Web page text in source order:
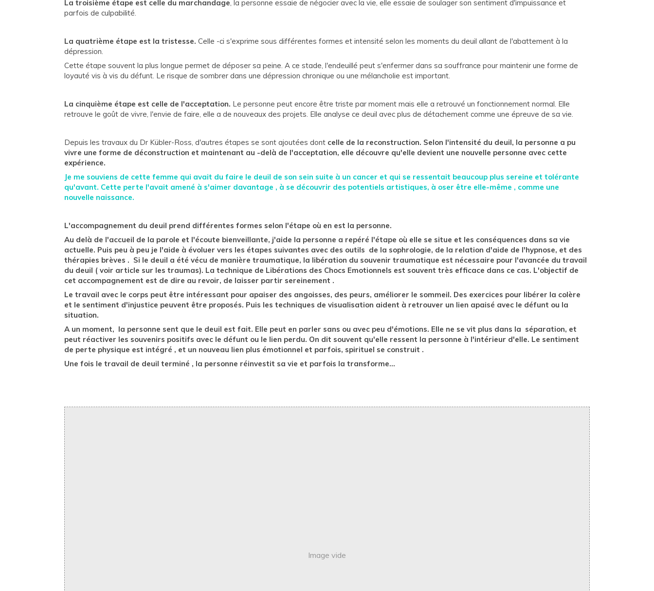
La troisième étape est celle du marchandage, la personne essaie de négocier avec la vie, elle essaie de soulager son sentiment d'impuissance et
parfois de culpabilité.
La quatrième étape est la tristesse. Celle -ci s'exprime sous différentes formes et intensité selon les moments du deuil allant de l'abattement à la
dépression.
Cette étape souvent la plus longue permet de déposer sa peine. A ce stade, l'endeuillé peut s'enfermer dans sa souffrance pour maintenir une forme de
loyauté vis à vis du défunt. Le risque de sombrer dans une dépression chronique ou une mélancholie est important.
La cinquième étape est celle de l'acceptation. Le personne peut encore être triste par moment mais elle a retrouvé un fonctionnement normal. Elle
retrouve le goût de vivre, l'envie de faire, elle a de nouveaux des projets. Elle analyse ce deuil avec plus de détachement comme une épreuve de sa vie.
Depuis les travaux du Dr Kübler-Ross, d'autres étapes se sont ajoutées dont celle de la reconstruction. Selon l'intensité du deuil, la personne a pu
vivre une forme de déconstruction et maintenant au -delà de l'acceptation, elle découvre qu'elle devient une nouvelle personne avec cette
expérience.
Je me souviens de cette femme qui avait du faire le deuil de son sein suite à un cancer et qui se ressentait beaucoup plus sereine et tolérante
qu'avant. Cette perte l'avait amené à s'aimer davantage , à se découvrir des potentiels artistiques, à oser être elle-même , comme une
nouvelle naissance.
L'accompagnement du deuil prend différentes formes selon l'étape où en est la personne.
Au delà de l'accueil de la parole et l'écoute bienveillante, j'aide la personne a repéré l'étape où elle se situe et les conséquences dans sa vie
actuelle. Puis peu à peu je l'aide à évoluer vers les étapes suivantes avec des outils de la sophrologie, de la relation d'aide de l'hypnose, et des
thérapies brèves . Si le deuil a été vécu de manière traumatique, la libération du souvenir traumatique est nécessaire pour l'avancée du travail
du deuil ( voir article sur les traumas). La technique de Libérations des Chocs Emotionnels est souvent très efficace dans ce cas. L'objectif de
cet accompagnement est de dire au revoir, de laisser partir sereinement .
Le travail avec le corps peut être intéressant pour apaiser des angoisses, des peurs, améliorer le sommeil. Des exercices pour libérer la colère
et le sentiment d'injustice peuvent être proposés. Puis les techniques de visualisation aident à retrouver un lien apaisé avec le défunt ou la
situation.
A un moment, la personne sent que le deuil est fait. Elle peut en parler sans ou avec peu d'émotions. Elle ne se vit plus dans la séparation, et
peut réactiver les souvenirs positifs avec le défunt ou le lien perdu. On dit souvent qu'elle ressent la personne à l'intérieur d'elle. Le sentiment
de perte physique est intégré , et un nouveau lien plus émotionnel et parfois, spirituel se construit .
Une fois le travail de deuil terminé , la personne réinvestit sa vie et parfois la transforme...